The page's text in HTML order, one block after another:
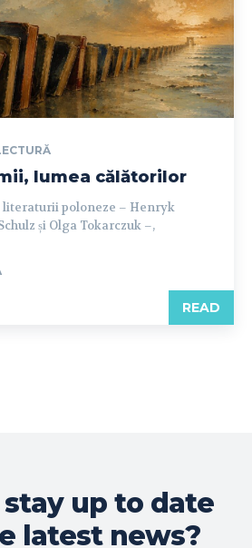
lumea călătorilor
literaturii poloneze – Henryk
și Olga Tokarczuk –,
READ
up to date
latest news?